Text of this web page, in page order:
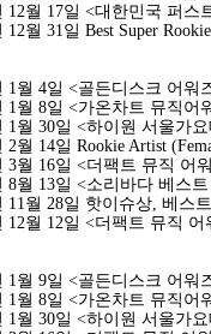
12월 17일 <대한민국 퍼
12월 31일 Best Super Rookie
1월 4일 <골든디스크 어
1월 8일 <가온차트 뮤직어
1월 30일 <하이원 서울가
2월 14일 Rookie Artist
3월 16일 <더팩트 뮤직 어
8월 13일 <소리바다 베스
11월 28일 핫이슈상, 베스
12월 12일 <더팩트 뮤직
1월 9일 <골든디스크 어워
1월 8일 <가온차트 뮤직어
1월 30일 <하이원 서울가